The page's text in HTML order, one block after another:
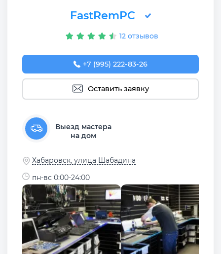
FastRemPC
12 отзывов
+7 (995) 222-83-26
Оставить заявку
Выезд мастера
на дом
Хабаровск, улица Шабадина
пн-вс 0:00-24:00